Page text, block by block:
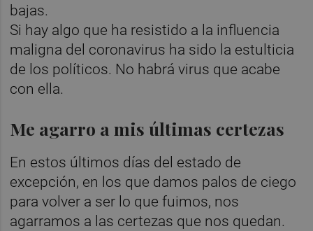
bajas.
Si hay algo que ha resistido a la influencia
maligna del coronavirus ha sido la estulticia
de los políticos. No habrá virus que acabe
con ella.
Me agarro a mis últimas certezas
En estos últimos días del estado de
excepción, en los que damos palos de ciego
para volver a ser lo que fuimos, nos
agarramos a las certezas que nos quedan.